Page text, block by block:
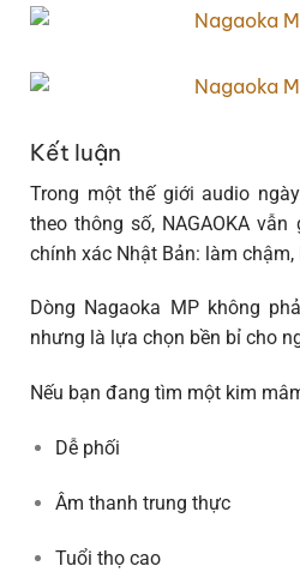
Kết luận
Trong một thế giới audio
theo thông số, NAGAOKA
chính xác Nhật Bản: làm
Dòng Nagaoka MPkhông
nhưng là lựa chọn bền bỉ cho
Nếu bạn đang tìm một kim
Dễ phối
Âm thanh trung thực
Tuổi thọ cao